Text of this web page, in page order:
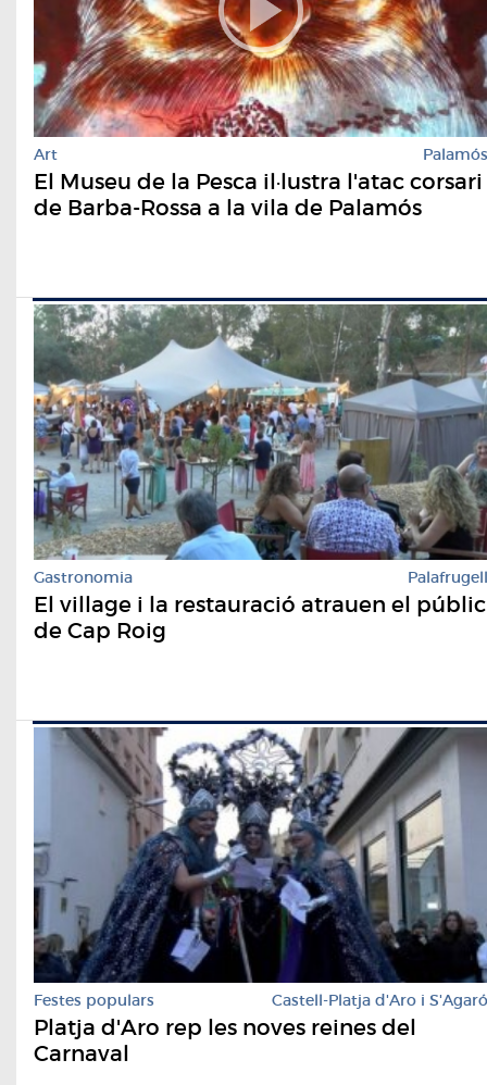
Art Palamós
El Museu de la Pesca il·lustra l'atac corsari
de Barba-Rossa a la vila de Palamós
Gastronomia Palafrugell
El village i la restauració atrauen el públic
de Cap Roig
Festes populars Castell-Platja d'Aro i S'Agaró
Platja d'Aro rep les noves reines del
Carnaval